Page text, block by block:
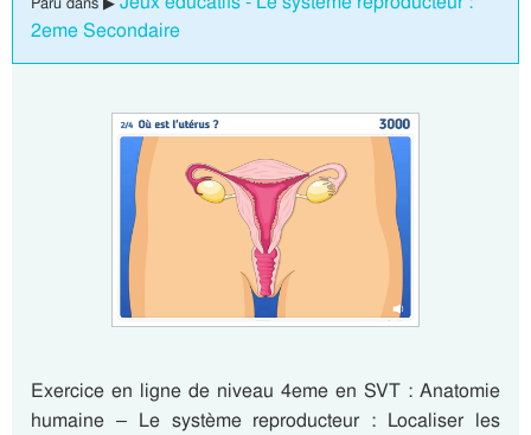
2eme Secondaire
Exercice en ligne de niveau 4eme en SVT : Anatomie
humaine – Le système reproducteur : Localiser les